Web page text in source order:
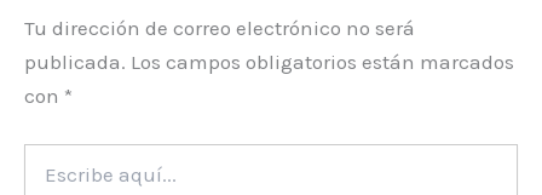
Tu dirección de correo electrónico no será
publicada. Los campos obligatorios están marcados
con *
aquí...